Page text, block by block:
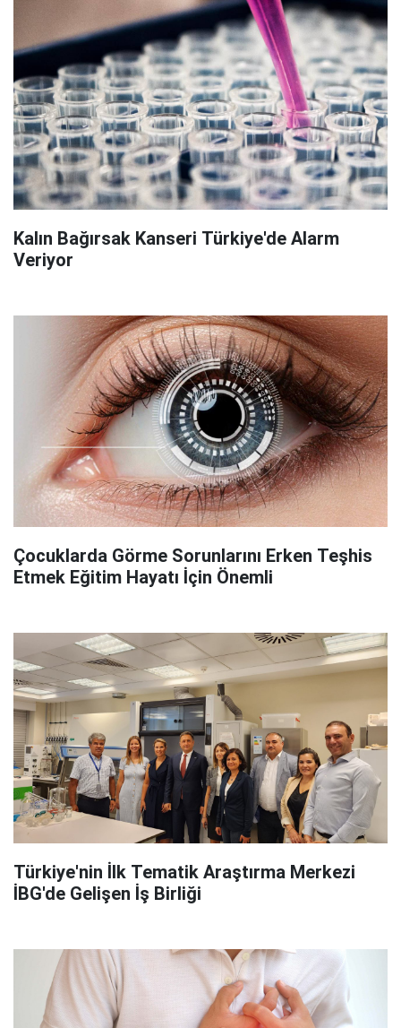
Kalın Bağırsak Kanseri Türkiye'de Alarm
Veriyor
Çocuklarda Görme Sorunlarını Erken Teşhis
Etmek Eğitim Hayatı İçin Önemli
Türkiye'nin İlk Tematik Araştırma Merkezi
İBG'de Gelişen İş Birliği